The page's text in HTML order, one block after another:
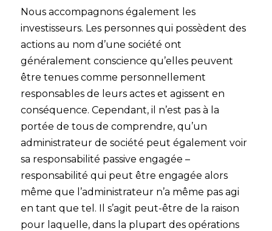
Nous accompagnons également les
investisseurs. Les personnes qui possèdent des
actions au nom d’une société ont
généralement conscience qu’elles peuvent
être tenues comme personnellement
responsables de leurs actes et agissent en
conséquence. Cependant, il n’est pas à la
portée de tous de comprendre, qu’un
administrateur de société peut également voir
sa responsabilité passive engagée –
responsabilité qui peut être engagée alors
même que l’administrateur n’a même pas agi
en tant que tel. Il s’agit peut-être de la raison
pour laquelle, dans la plupart des opérations